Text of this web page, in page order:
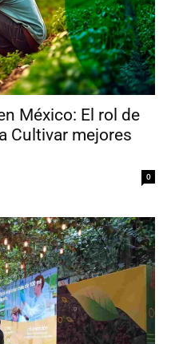
México: El rol de
Cultivar mejores
0